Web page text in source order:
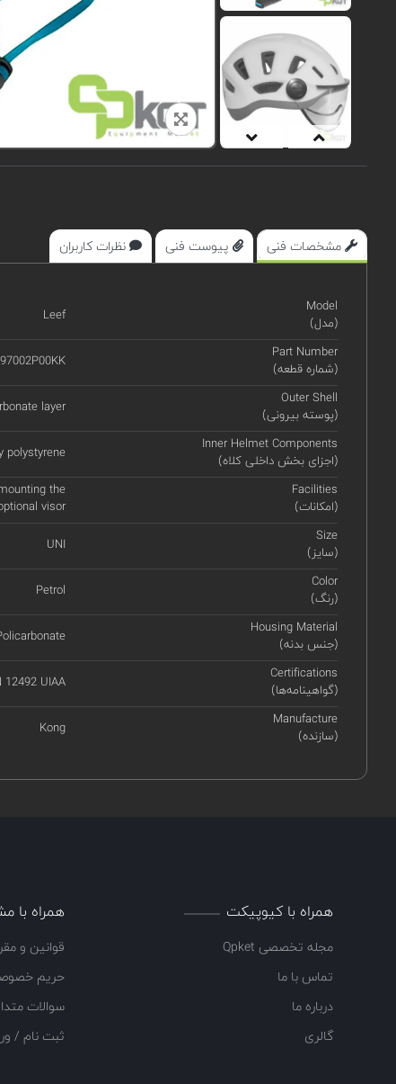
مشخصات فنی پیوست فنی نظرات کاربران
Model
(مدل)
Leef
Part Number
(شماره قطعه)
Outer Shell
(پوسته بیرونی)
layer
Inner Helmet Components
(اجزای بخش داخلی کلاه)
polystyrene
Facilities
(امکانات)
the
visor
Size
(سایز)
UNI
Color
(رنگ)
Petrol
Housing Material
(جنس بدنه)
Certifications
(گواهینامه‌ها)
12492 UIAA
Manufacture
(سازنده)
Kong
همراه با کیوپیکت
مجله تخصصی Qpket
تماس با ما
درباره ما
گالری
همراه با
قوانین و
حریم
سوالات
ثبت نام /